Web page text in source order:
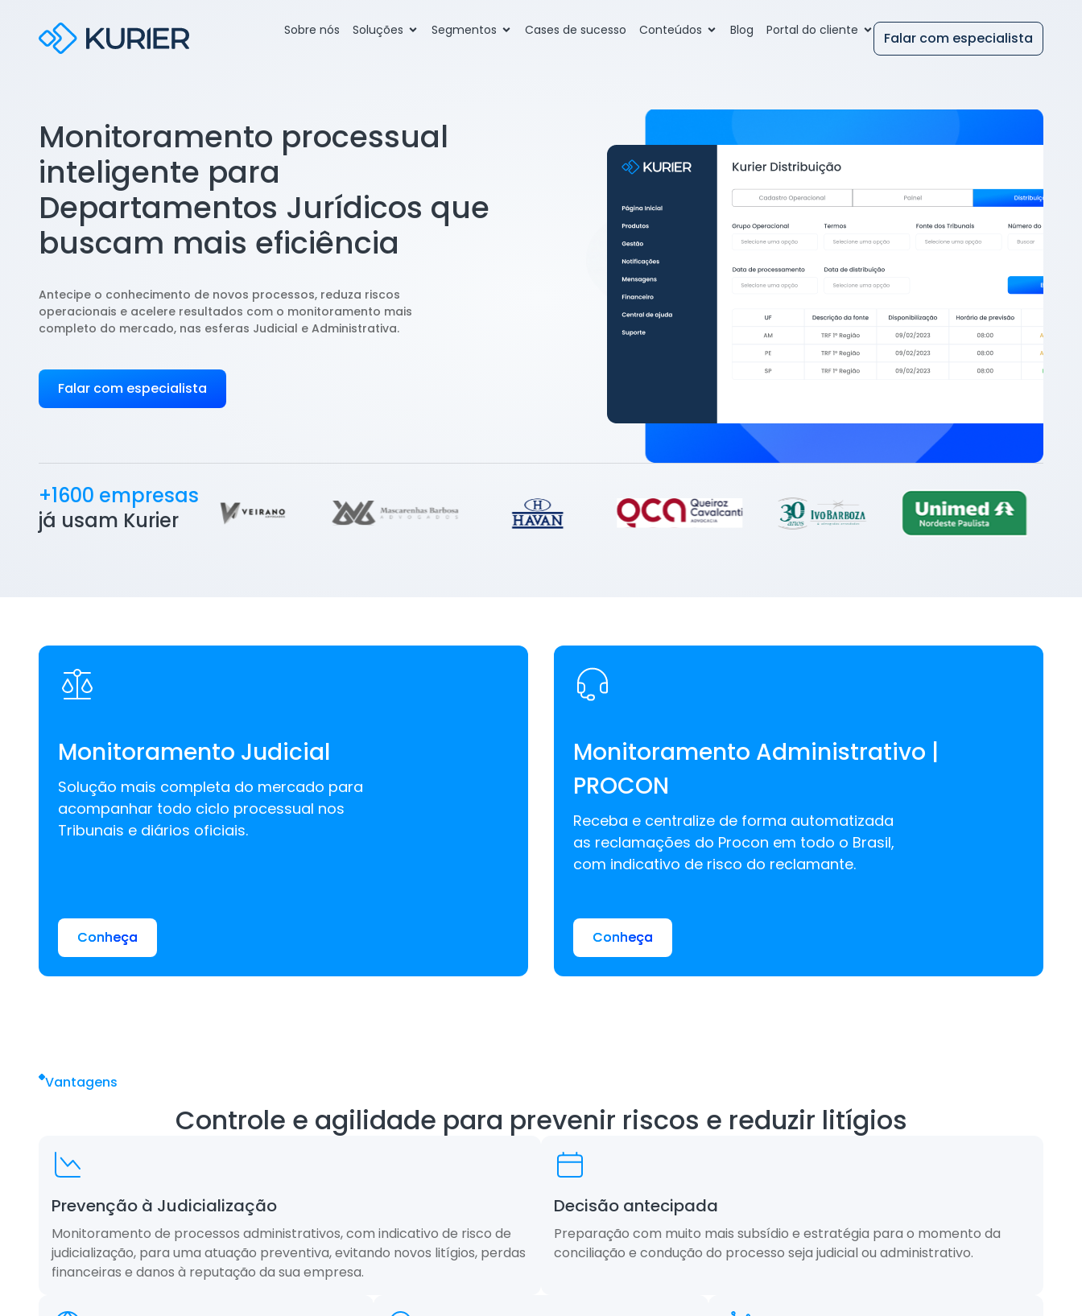
Sobre nós Soluções Segmentos Cases de sucesso Conteúdos Blog Portal do cliente Falar com especialista
Monitoramento processual
inteligente para
Departamentos Jurídicos que
buscam mais eficiência
Antecipe o conhecimento de novos processos, reduza riscos
operacionais e acelere resultados com o monitoramento mais
completo do mercado, nas esferas Judicial e Administrativa.
Falar com especialista
+1600 empresas
já usam Kurier
Monitoramento Judicial
Solução mais completa do mercado para
acompanhar todo ciclo processual nos
Tribunais e diários oficiais.
Conheça
Monitoramento Administrativo |
PROCON
Receba e centralize de forma automatizada
as reclamações do Procon em todo o Brasil,
com indicativo de risco do reclamante.
Conheça
Vantagens
Controle e agilidade para prevenir riscos e reduzir litígios
Prevenção à Judicialização
Monitoramento de processos administrativos, com indicativo de risco de
judicialização, para uma atuação preventiva, evitando novos litígios, perdas
financeiras e danos à reputação da sua empresa.
Decisão antecipada
Preparação com muito mais subsídio e estratégia para o momento da
conciliação e condução do processo seja judicial ou administrativo.